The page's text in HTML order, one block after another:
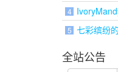
4
5 七彩缤纷
全站公告